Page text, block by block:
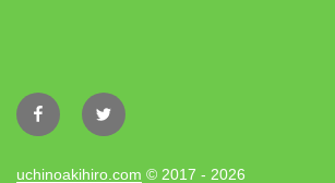
FacebookTwitter
uchinoakihiro.com © 2017 - 2026